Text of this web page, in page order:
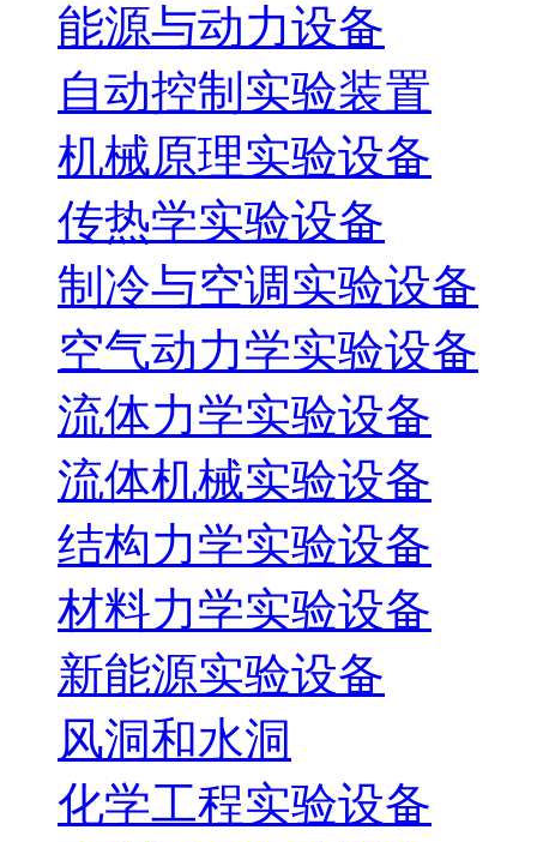
能源与动力设备
自动控制实验装置
机械原理实验设备
传热学实验设备
制冷与空调实验设备
空气动力学实验设备
流体力学实验设备
流体机械实验设备
结构力学实验设备
材料力学实验设备
新能源实验设备
风洞和水洞
化学工程实验设备